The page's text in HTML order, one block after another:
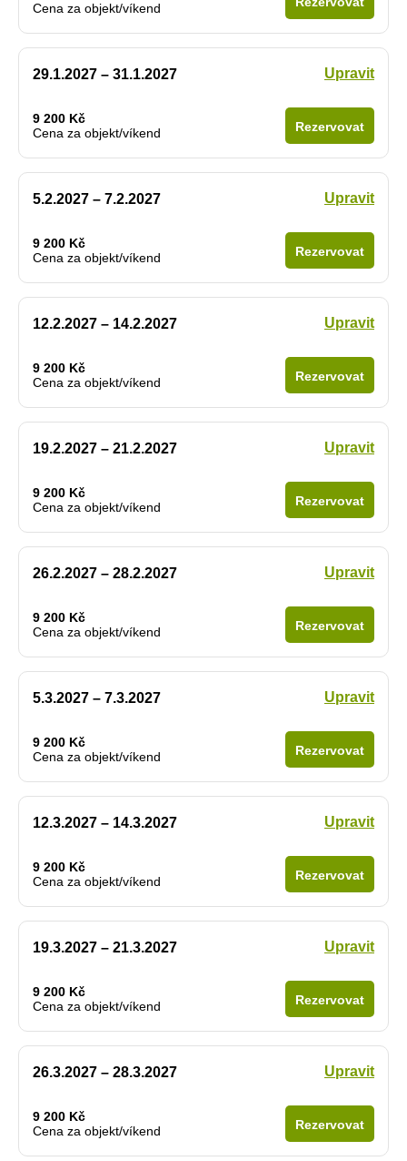
Cena za objekt/víkend
29.1.2027 – 31.1.2027 Upravit
9 200 Kč
Cena za objekt/víkend
Rezervovat
5.2.2027 – 7.2.2027 Upravit
9 200 Kč
Cena za objekt/víkend
Rezervovat
12.2.2027 – 14.2.2027 Upravit
9 200 Kč
Cena za objekt/víkend
Rezervovat
19.2.2027 – 21.2.2027 Upravit
9 200 Kč
Cena za objekt/víkend
Rezervovat
26.2.2027 – 28.2.2027 Upravit
9 200 Kč
Cena za objekt/víkend
Rezervovat
5.3.2027 – 7.3.2027 Upravit
9 200 Kč
Cena za objekt/víkend
Rezervovat
12.3.2027 – 14.3.2027 Upravit
9 200 Kč
Cena za objekt/víkend
Rezervovat
19.3.2027 – 21.3.2027 Upravit
9 200 Kč
Cena za objekt/víkend
Rezervovat
26.3.2027 – 28.3.2027 Upravit
9 200 Kč
Cena za objekt/víkend
Rezervovat